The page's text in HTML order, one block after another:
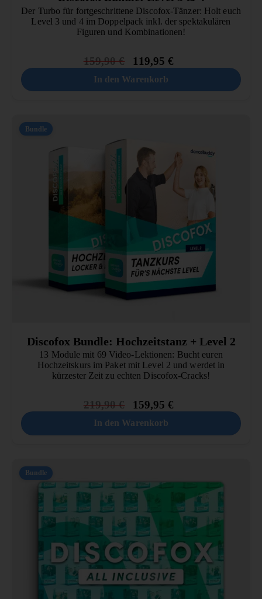
Der Turbo für fortgeschrittene Discofox-Tänzer: Holt euch
Level 3 und 4 im Doppelpack inkl. der spektakulären
Figuren und Kombinationen!
159,90€ 119,95€
In den Warenkorb
Bundle
Discofox Bundle: Hochzeitstanz + Level 2
13 Module mit 69 Video-Lektionen: Bucht euren
Hochzeitskurs im Paket mit Level 2 und werdet in
kürzester Zeit zu echten Discofox-Cracks!
219,90€ 159,95€
In den Warenkorb
Bundle